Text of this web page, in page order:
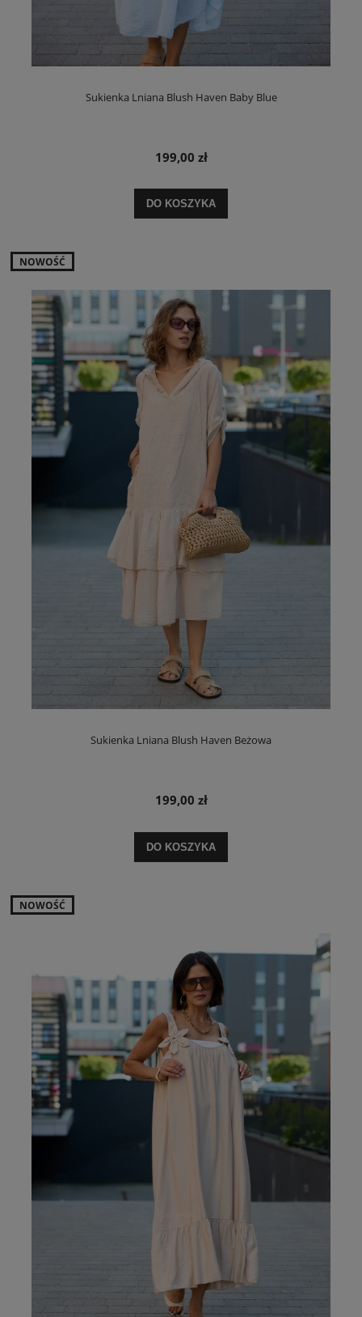
Sukienka Lniana Blush Haven Baby Blue
199,00 zł
DO KOSZYKA
Sukienka Lniana Blush Haven Beżowa
199,00 zł
DO KOSZYKA
NOWOŚĆ
NOWOŚĆ